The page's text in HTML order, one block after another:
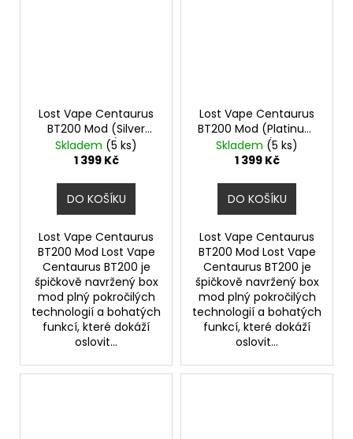
Lost Vape Centaurus
BT200 Mod (Silver
Carbon)
Skladem (5 ks)
1 399 Kč
DO KOŠÍKU
Lost Vape Centaurus
BT200 Mod Lost Vape
Centaurus BT200 je
špičkově navržený box
mod plný pokročilých
technologií a bohatých
funkcí, které dokáží
oslovit...
Lost Vape Centaurus
BT200 Mod (Platinum
Ridge)
Skladem (5 ks)
1 399 Kč
DO KOŠÍKU
Lost Vape Centaurus
BT200 Mod Lost Vape
Centaurus BT200 je
špičkově navržený box
mod plný pokročilých
technologií a bohatých
funkcí, které dokáží
oslovit...